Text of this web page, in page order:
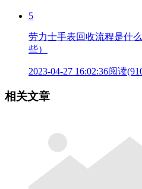
5
劳力士手表回收流程是什
些）
2023-04-27 16:02:36阅读
相关文章